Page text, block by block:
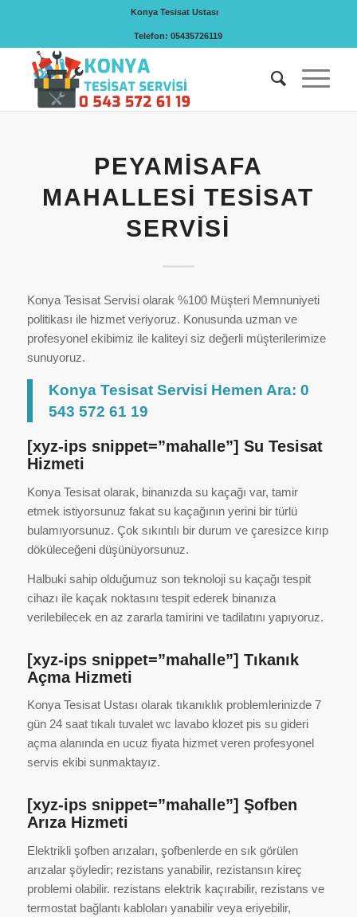
Konya Tesisat Ustası
Telefon: 05435726119
PEYAMISAFA
MAHALLESI TESISAT
SERVISI
Konya Tesisat Servisi olarak %100 Müşteri Memnuniyeti
politikası ile hizmet veriyoruz. Konusunda uzman ve
profesyonel ekibimiz ile kaliteyi siz değerli müşterilerimize
sunuyoruz.
Konya Tesisat Servisi Hemen Ara: 0
543 572 61 19
[xyz-ips snippet=”mahalle”] Su Tesisat
Hizmeti
Konya Tesisat olarak, binanızda su kaçağı var, tamir
etmek istiyorsunuz fakat su kaçağının yerini bir türlü
bulamıyorsunuz. Çok sıkıntılı bir durum ve çaresizce kırıp
döküleceğeni düşünüyorsunuz.
Halbuki sahip olduğumuz son teknoloji su kaçağı tespit
cihazı ile kaçak noktasını tespit ederek binanıza
verilebilecek en az zararla tamirini ve tadilatını yapıyoruz.
[xyz-ips snippet=”mahalle”] Tıkanık
Açma Hizmeti
Konya Tesisat Ustası olarak tıkanıklık problemlerinizde 7
gün 24 saat tıkalı tuvalet wc lavabo klozet pis su gideri
açma alanında en ucuz fiyata hizmet veren profesyonel
servis ekibi sunmaktayız.
[xyz-ips snippet=”mahalle”] Şofben
Arıza Hizmeti
Elektrikli şofben arızaları, şofbenlerde en sık görülen
arızalar şöyledir; rezistans yanabilir, rezistansın kireç
problemi olabilir. rezistans elektrik kaçırabilir, rezistans ve
termostat bağlantı kabloları yanabilir veya eriyebilir,